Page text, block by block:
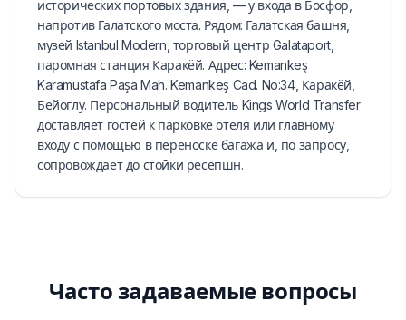
исторических портовых здания, — у входа в Босфор,
напротив Галатского моста. Рядом: Галатская башня,
музей Istanbul Modern, торговый центр Galataport,
паромная станция Каракёй. Адрес: Kemankeş
Karamustafa Paşa Mah. Kemankeş Cad. No:34, Каракёй,
Бейоглу. Персональный водитель Kings World Transfer
доставляет гостей к парковке отеля или главному
входу с помощью в переноске багажа и, по запросу,
сопровождает до стойки ресепшн.
Часто задаваемые вопросы